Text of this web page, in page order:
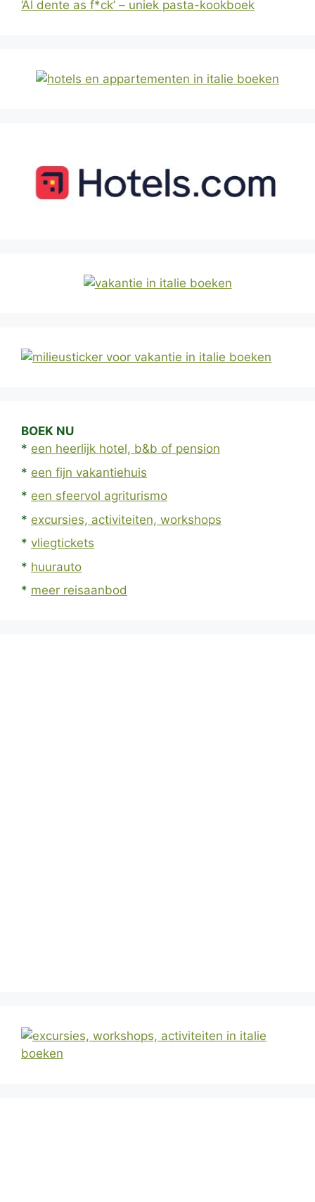
‘Al dente as f*ck’ – uniek pasta-kookboek
BOEK NU
* een heerlijk hotel, b&b of pension
* een fijn vakantiehuis
* een sfeervol agriturismo
* excursies, activiteiten, workshops
* vliegtickets
* huurauto
* meer reisaanbod